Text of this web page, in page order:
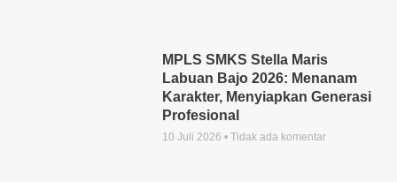
MPLS SMKS Stella Maris
Labuan Bajo 2026: Menanam
Karakter, Menyiapkan Generasi
Profesional
10 Juli 2026 Tidak ada komentar